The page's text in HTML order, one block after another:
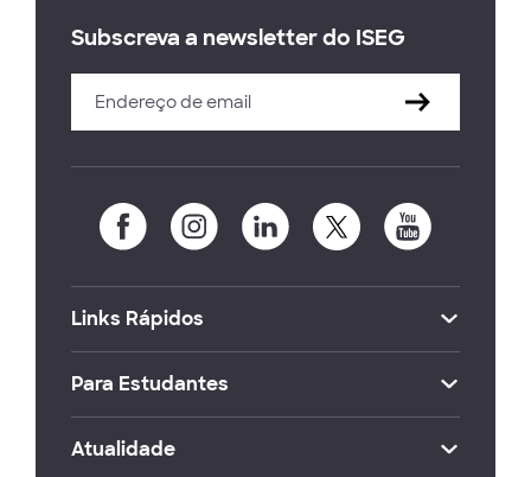
Subscreva a newsletter do ISEG
Links Rápidos
Para Estudantes
Atualidade